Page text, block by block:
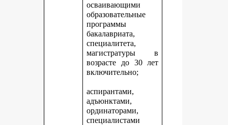
осваивающими
образовательные
программы
бакалавриата,
специалитета,
магистратуры в
возрасте до 30 лет
включительно;
аспирантами,
адъюнктами,
ординаторами,
специалистами